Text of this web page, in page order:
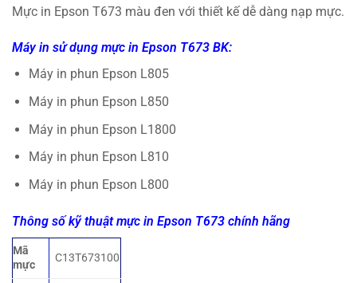
Mực in Epson T673 màu đen với thiết kế dễ dàng nạp mực.
Máy in sử dụng mực in Epson T673 BK:
Máy in phun Epson L805
Máy in phun Epson L850
Máy in phun Epson L1800
Máy in phun Epson L810
Máy in phun Epson L800
Thông số kỹ thuật mực in Epson T673 chính hãng
Mã
mực
C13T673100